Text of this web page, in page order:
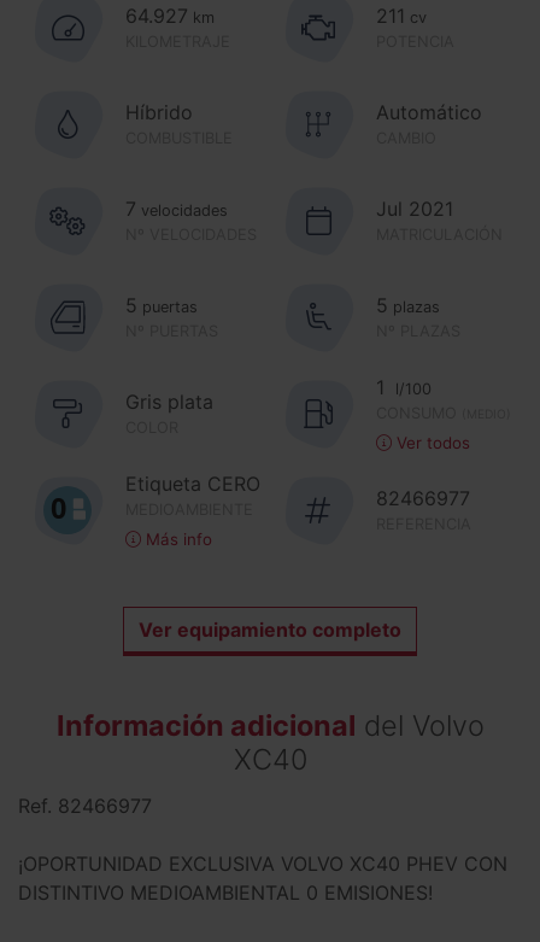
64.927 km
211 cv
Híbrido Automático
7 velocidades Jul 2021
5 puertas
5 plazas
Gris plata
1
l/100
Ver todos
Etiqueta CERO
Más info
82466977
Ver equipamiento completo
Información adicional del Volvo
XC40
Ref. 82466977
¡OPORTUNIDAD EXCLUSIVA VOLVO XC40 PHEV CON
DISTINTIVO MEDIOAMBIENTAL 0 EMISIONES!